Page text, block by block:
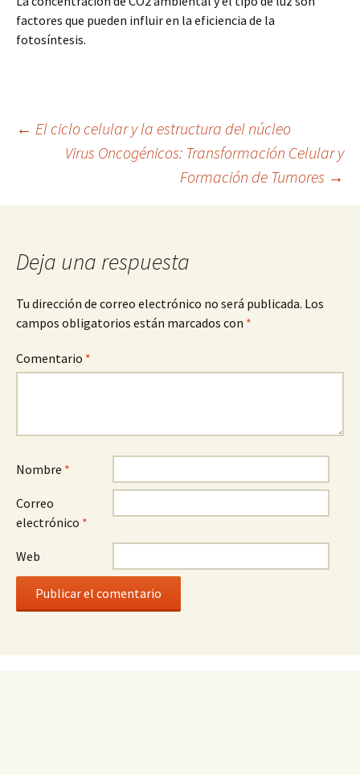
factores que pueden influir en la eficiencia de la
fotosíntesis.
Navegación
← El ciclo celular y la estructura del núcleo
Virus Oncogénicos: Transformación Celular y
Formación de Tumores →
Deja una respuesta
Tu dirección de correo electrónico no será publicada. Los
campos obligatorios están marcados con *
Comentario *
Nombre *
Correo
electrónico *
Web